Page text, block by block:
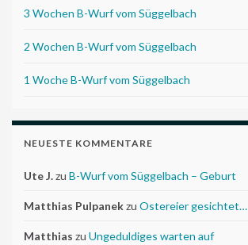
3 Wochen B-Wurf vom Süggelbach
2 Wochen B-Wurf vom Süggelbach
1 Woche B-Wurf vom Süggelbach
NEUESTE KOMMENTARE
Ute J.zu B-Wurf vom Süggelbach – Geburt
Matthias Pulpanekzu Ostereier gesichtet…
Matthias zu Ungeduldiges warten auf